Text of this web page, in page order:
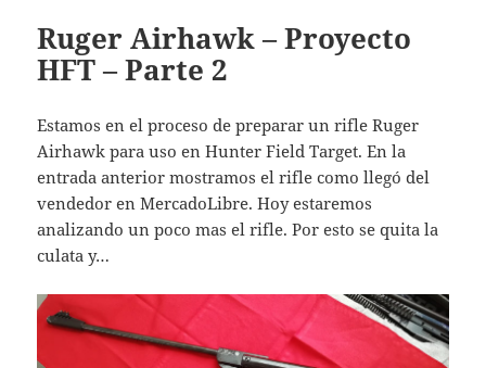
Ruger Airhawk – Proyecto
HFT – Parte 2
Estamos en el proceso de preparar un rifle Ruger
Airhawk para uso en Hunter Field Target. En la
entrada anterior mostramos el rifle como llegó del
vendedor en MercadoLibre. Hoy estaremos
analizando un poco mas el rifle. Por esto se quita la
culata y…